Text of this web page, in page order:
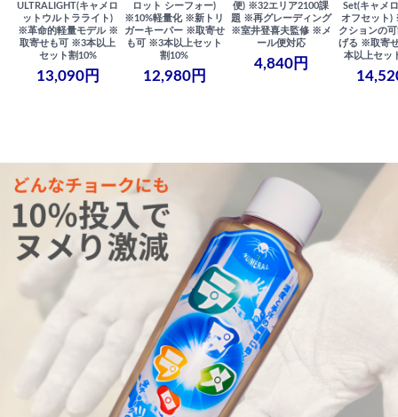
ULTRALIGHT(キャメロ
ットウルトラライト)
※革命的軽量モデル ※
取寄せも可 ※3本以上
セット割10%
13,090円
ロット シーフォー)
※10%軽量化 ※新トリ
ガーキーパー ※取寄せ
も可 ※3本以上セット
割10%
12,980円
便) ※32エリア2100課
題 ※再グレーディング
※室井登喜夫監修 ※メ
ール便対応
4,840円
Set(キャメ
オフセット)
クションの
げる ※取寄
本以上セッ